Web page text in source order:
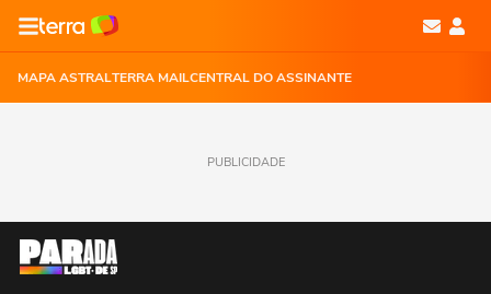
MAPA ASTRALTERRA MAILCENTRAL DO ASSINANTE
PUBLICIDADE